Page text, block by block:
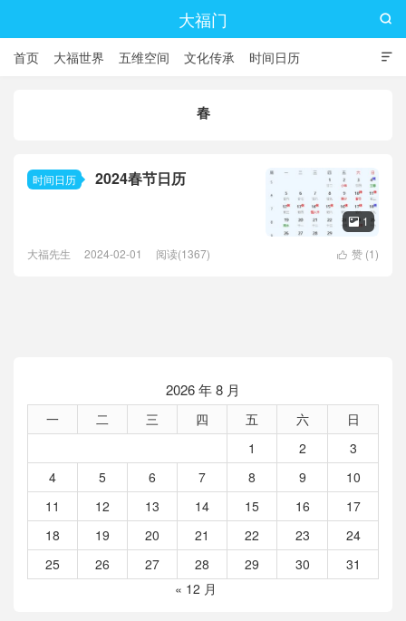
大福门

首页 大福世界 五维空间 文化传承 时间日历

春
时间日历 2024春节日历
 1
 赞 (1)
大福先生 2024-02-01 阅读(1367)
2026 年 8 月
一 二 三 四 五 六
日
1
2
3
4
5 6 7 8 9
10
11
12 13 14 15 16
17
18
19 20 21 22 23
24
25
26 27 28 29 30
31
« 12 月